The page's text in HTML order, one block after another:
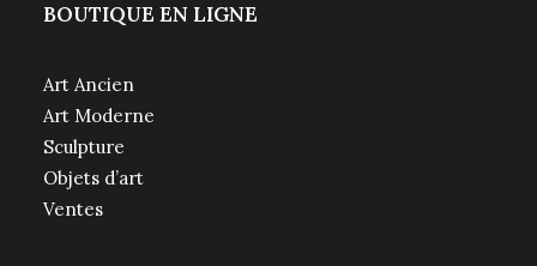
BOUTIQUE EN LIGNE
Art Ancien
Art Moderne
Sculpture
Objets d’art
Ventes